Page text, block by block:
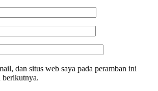
dan situs web saya pada peramban ini
berikutnya.